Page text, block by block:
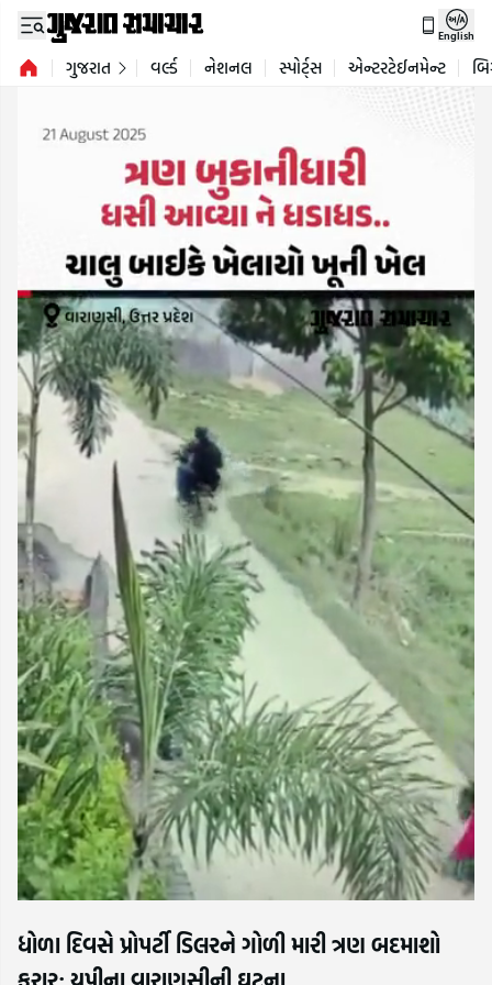
English
ગુજરાત વર્લ્ડ નેશનલ સ્પોર્ટ્સ એન્ટરટેઈનમેન્ટ
ધોળા દિવસે પ્રોપર્ટી ડિલરને ગોળી મારી ત્રણ બદમાશો